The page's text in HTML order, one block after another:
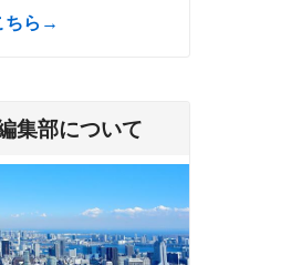
ちら→
集部について